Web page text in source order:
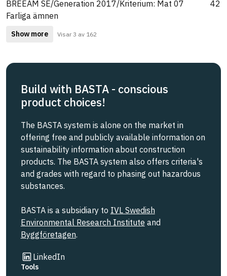
BREEAM SE/Generation 2017/Kriterium: Mat 07
Farliga ämnen
42
Show more Visar 3 av 162
Build with BASTA - conscious
product choices!
The BASTA system is alone on the market in
offering free and publicly available information on
sustainability information about construction
products. The BASTA system also offers criteria's
and grades with regard to phasing out hazardous
substances.
BASTA is a subsidiary to IVL Swedish
Environmental Research Institute and
Byggföretagen.
LinkedIn
Link to other website
Tools